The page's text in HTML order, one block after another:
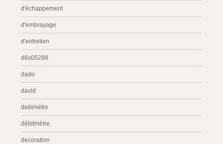
d'échappement
d'embrayage
d'entretien
d6s05288
dado
david
debimétre
débitmètre
decoration